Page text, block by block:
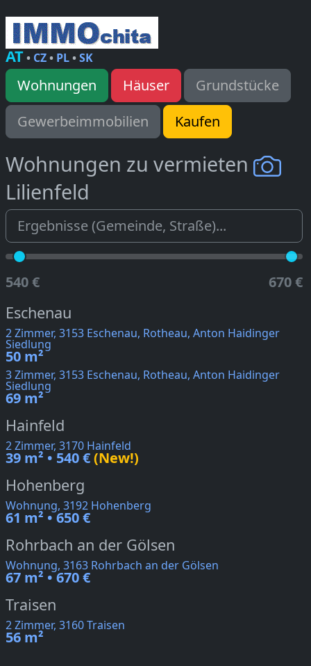
AT• CZ• PL•SK
Wohnungen Häuser
Grundstücke
Gewerbeimmobilien
Kaufen
Wohnungen zu vermieten
Lilienfeld
540 € 670 €
Eschenau
2 Zimmer, 3153 Eschenau, Rotheau, Anton Haidinger
Siedlung
50 m²
3 Zimmer, 3153 Eschenau, Rotheau, Anton Haidinger
Siedlung
69 m²
Hainfeld
2 Zimmer, 3170 Hainfeld
39 m² • 540 €(New!)
Hohenberg
Wohnung, 3192 Hohenberg
61 m² • 650 €
Rohrbach an der Gölsen
Wohnung, 3163 Rohrbach an der Gölsen
67 m² • 670 €
Traisen
2 Zimmer, 3160 Traisen
56 m²